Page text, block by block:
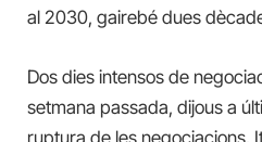
al 2030, gairebé dues
Dos dies intensos de
setmana passada, dijous a
ruptura de les negociacions.